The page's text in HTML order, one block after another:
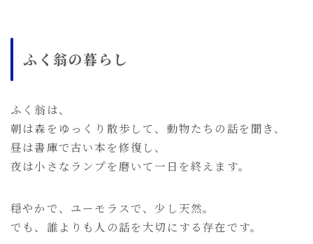
ふく翁の暮らし
ふく翁は、
朝は森をゆっくり散歩して、動物たちの話を聞き、
昼は書庫で古い本を修復し、
夜は小さなランプを磨いて一日を終えます。
穏やかで、ユーモラスで、少し天然。
でも、誰よりも人の話を大切にする存在です。